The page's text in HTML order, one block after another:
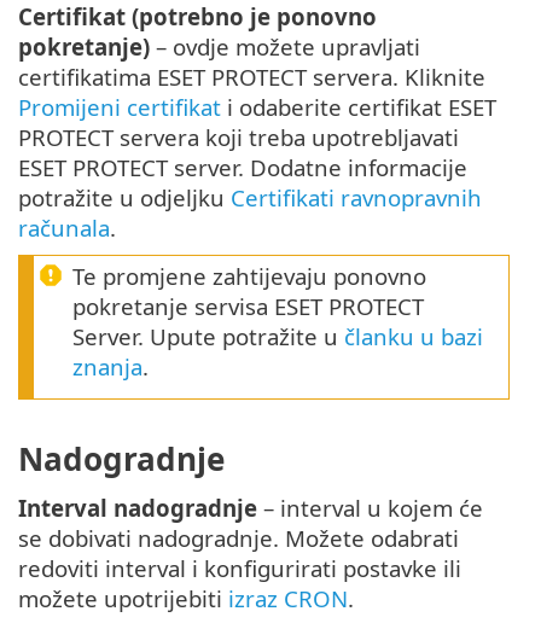
Certifikat (potrebno je ponovno
pokretanje) – ovdje možete upravljati
certifikatima ESET PROTECT servera. Kliknite
Promijeni certifikat i odaberite certifikat ESET
PROTECT servera koji treba upotrebljavati
ESET PROTECT server. Dodatne informacije
potražite u odjeljku Certifikati ravnopravnih
računala.
Te promjene zahtijevaju ponovno
pokretanje servisa ESET PROTECT
Server. Upute potražite u članku u bazi
znanja.
Nadogradnje
Interval nadogradnje – interval u kojem će
se dobivati nadogradnje. Možete odabrati
redoviti interval i konfigurirati postavke ili
možete upotrijebiti izraz CRON.